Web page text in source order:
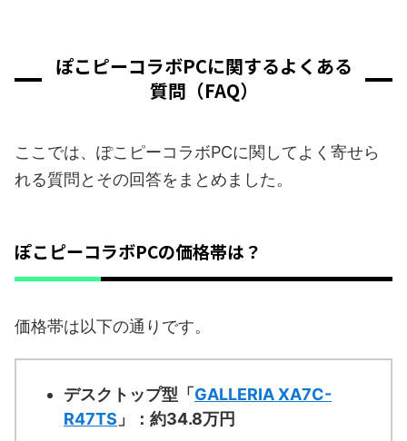
ぽこピーコラボPCに関するよくある
質問（FAQ）
ここでは、ぽこピーコラボPCに関してよく寄せら
れる質問とその回答をまとめました。
ぽこピーコラボPCの価格帯は？
価格帯は以下の通りです。
デスクトップ型「 GALLERIA XA7C-
R47TS 」：約34.8万円